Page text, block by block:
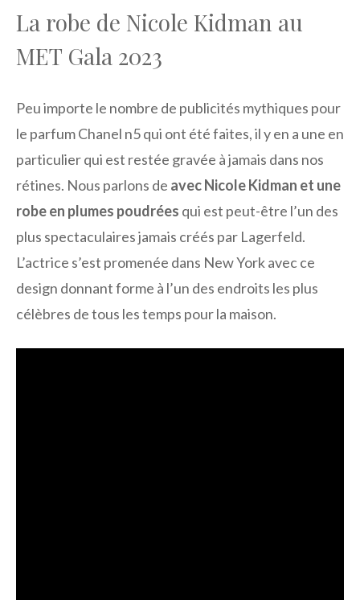
La robe de Nicole Kidman au
MET Gala 2023
Peu importe le nombre de publicités mythiques pour
le parfum Chanel n5 qui ont été faites, il y en a une en
particulier qui est restée gravée à jamais dans nos
rétines. Nous parlons de avec Nicole Kidman et une
robe en plumes poudrées qui est peut-être l’un des
plus spectaculaires jamais créés par Lagerfeld.
L’actrice s’est promenée dans New York avec ce
design donnant forme à l’un des endroits les plus
célèbres de tous les temps pour la maison.